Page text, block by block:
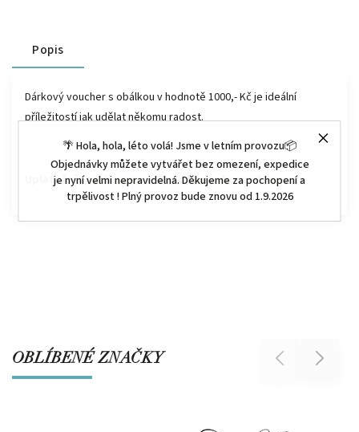
🌴 Hola, hola, léto volá! Jsme v letním provozu📦
Objednávky můžete vytvářet bez omezení, expedice
je nyní velmi nepravidelná. Děkujeme za pochopení a
trpělivost ! Plný provoz bude znovu od 1.9.2026
Popis
Dárkový voucher s obálkou v hodnotě 1000,- Kč je ideální
příležitostí jak udělat někomu radost.
Uplatnění voucheru na eshopu : www.housedecor.cz
OBLÍBENÉ ZNAČKY Previous Next